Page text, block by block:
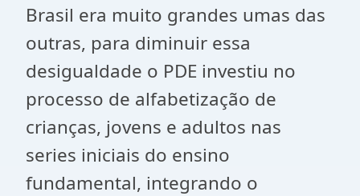
Brasil era muito grandes umas das
outras, para diminuir essa
desigualdade o PDE investiu no
processo de alfabetização de
crianças, jovens e adultos nas
series iniciais do ensino
fundamental, integrando o